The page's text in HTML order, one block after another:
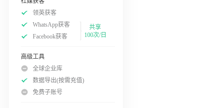
领英获客
WhatsApp获客
Facebook获客
共享
100次/日
高级工具
全球企业库
数据导出(按需充值)
免费子账号